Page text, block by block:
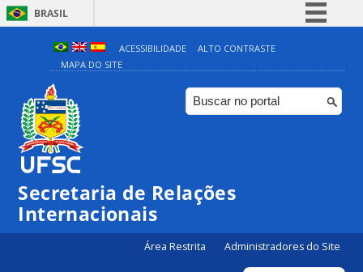
BRASIL
Simplifique!
Comunica BR
Participe
ACESSIBILIDADE
ALTO CONTRASTE
MAPA DO SITE
Secretaria de Relações
Internacionais
Área Restrita Administradores do Site